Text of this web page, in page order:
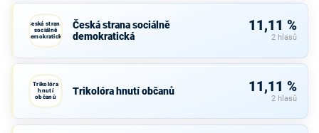
Česká strana
sociálně
demokratická
Česká strana sociálně
demokratická
11,11 %
2 hlasů
Trikolóra
hnutí
občanů
Trikolóra hnutí občanů 11,11 %
2 hlasů